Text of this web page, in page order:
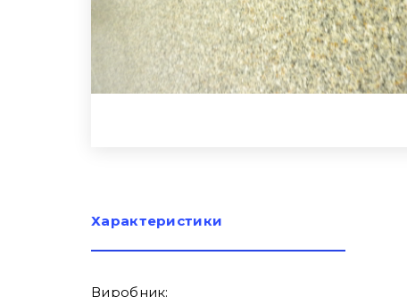
Характеристики
Виробник: